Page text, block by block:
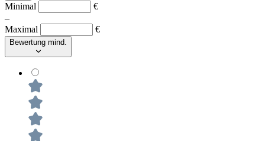
Minimal
€
–
Maximal
€
Bewertung mind.